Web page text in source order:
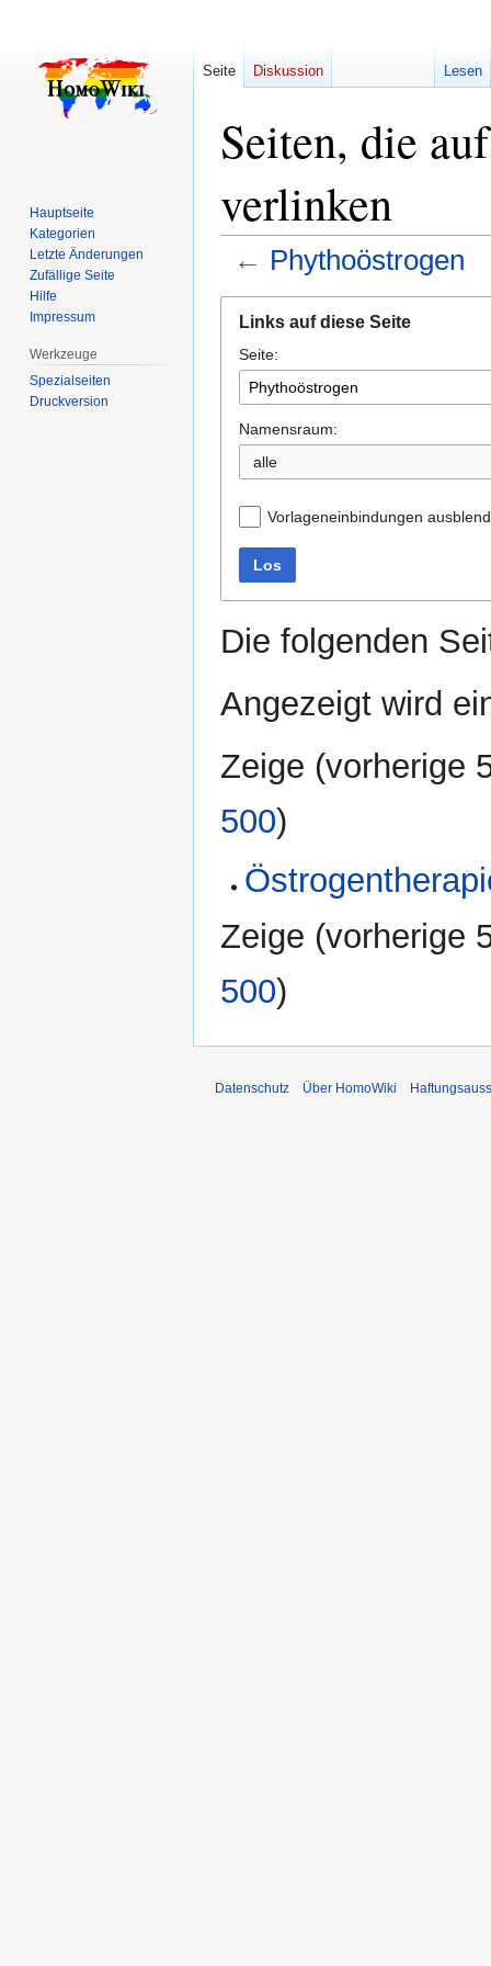
Seiten, die
verlinken
← Phythoöstrogen
Navigation
springen
Suche
springen
Links auf diese Seite
Seite:
Namensraum:
alle
Vorlageneinbindungen
Los
Die folgenden
Angezeigt wird
Zeige (vorherige
500)
Zeige (vorherige
500)
Seite Diskussion Lesen
Hauptseite
Kategorien
Letzte Änderungen
Zufällige Seite
Hilfe
Impressum
Werkzeuge
Spezialseiten
Druckversion
Datenschutz Über HomoWiki